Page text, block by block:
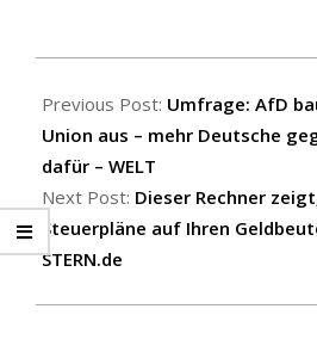
07-
05
Previous Post: Umfrage: AfD
Union aus – mehr Deutsche
dafür – WELT
Next Post: Dieser Rechner
Steuerpläne auf Ihren
STERN.de